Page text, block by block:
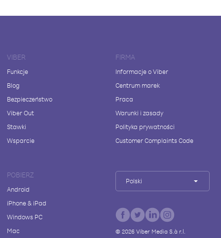
VIBER
Funkcje
Blog
Bezpieczeństwo
Viber Out
Stawki
Wsparcie
FIRMA
Informacje o Viber
Centrum marek
Praca
Warunki i zasady
Polityka prywatności
Customer Complaints Code
POBIERZ
Android
iPhone & iPad
Windows PC
Mac
Polski
© 2026Viber Media S.à r.l.